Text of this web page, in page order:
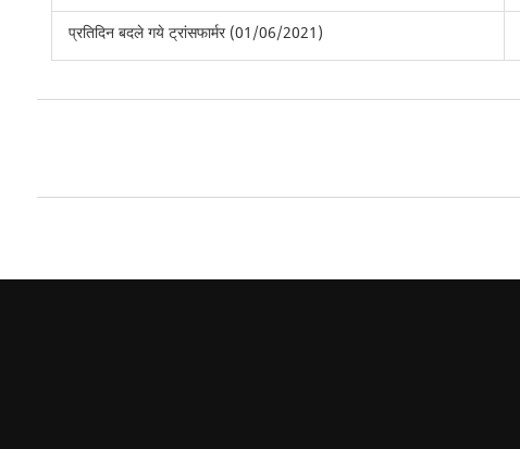
प्रतिदिन बदले गये ट्रांसफार्मर (01/06/2021)